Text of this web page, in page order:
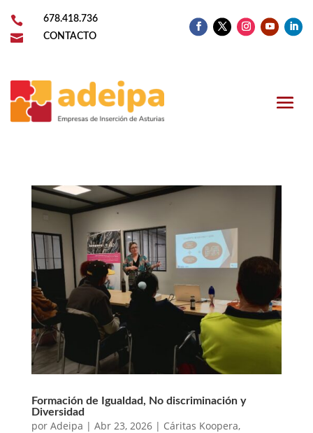
 678.418.736
 CONTACTO
Formación de Igualdad, No discriminación y
Diversidad
por Adeipa | Abr 23, 2026| Cáritas Koopera,